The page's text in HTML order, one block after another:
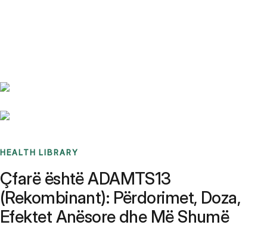
HEALTH LIBRARY
Çfarë është ADAMTS13
(Rekombinant): Përdorimet, Doza,
Efektet Anësore dhe Më Shumë